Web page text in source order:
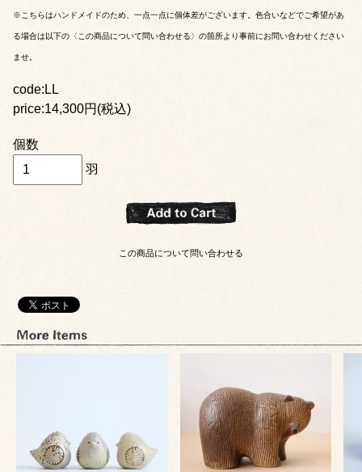
※こちらはハンドメイドのため、一点一点に個体差がございます。色合いなどでご希望があ
る場合は以下の〈この商品について問い合わせる〉の箇所より事前にお問い合わせください
ませ。
code:LL
price:14,300円(税込)
個数
羽
この商品について問い合わせる